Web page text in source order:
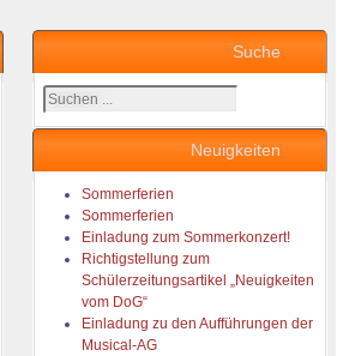
Suche
Suchen
...
Neuigkeiten
Sommerferien
Sommerferien
Einladung zum Sommerkonzert!
Richtigstellung zum
Schülerzeitungsartikel „Neuigkeiten
vom DoG“
Einladung zu den Aufführungen der
Musical-AG